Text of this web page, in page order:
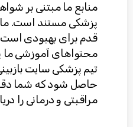
منابع ما مبتنی بر
پزشکی مستند است. ما
قدم برای بهبودی
محتواهای آموزشی ما
تیم پزشکی سایت
حاصل شود که شما
مراقبتی و درمانی را